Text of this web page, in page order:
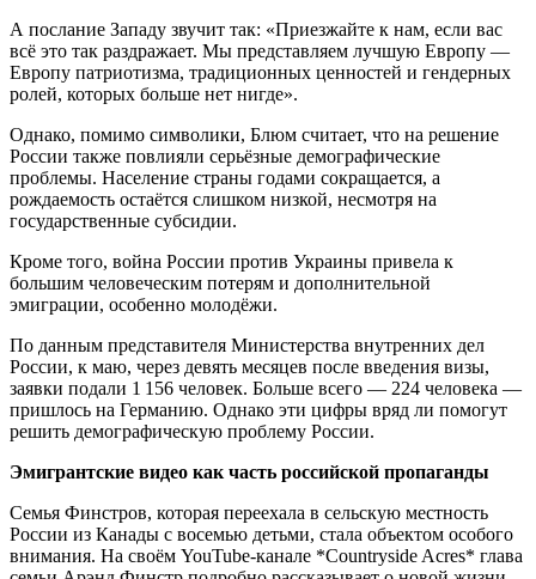
А послание Западу звучит так: «Приезжайте к нам, если вас
всё это так раздражает. Мы представляем лучшую Европу —
Европу патриотизма, традиционных ценностей и гендерных
ролей, которых больше нет нигде».
Однако, помимо символики, Блюм считает, что на решение
России также повлияли серьёзные демографические
проблемы. Население страны годами сокращается, а
рождаемость остаётся слишком низкой, несмотря на
государственные субсидии.
Кроме того, война России против Украины привела к
большим человеческим потерям и дополнительной
эмиграции, особенно молодёжи.
По данным представителя Министерства внутренних дел
России, к маю, через девять месяцев после введения визы,
заявки подали 1 156 человек. Больше всего — 224 человека —
пришлось на Германию. Однако эти цифры вряд ли помогут
решить демографическую проблему России.
Эмигрантские видео как часть российской пропаганды
Семья Финстров, которая переехала в сельскую местность
России из Канады с восемью детьми, стала объектом особого
внимания. На своём YouTube-канале *Countryside Acres* глава